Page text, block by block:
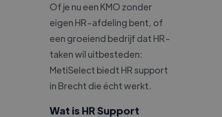
Of je nu een KMO zonder
eigen HR-afdeling bent, of
een groeiend bedrijf dat HR-
taken wil uitbesteden:
MetiSelect biedt HR support
in Brecht die écht werkt.
Wat is HR Support